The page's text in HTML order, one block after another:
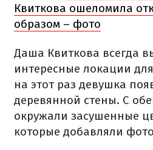
Квиткова ошеломила
образом – фото
Даша Квиткова всегда
интересные локации
на этот раз девушка
деревянной стены. С
окружали засушенные
которые добавляли